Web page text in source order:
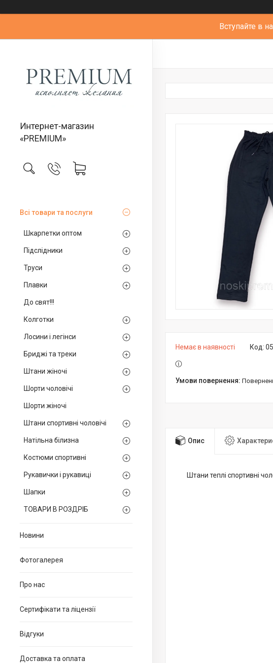
Вступайте в
Интернет-магазин
«PREMIUM»
Всі товари та послуги
Шкарпетки оптом
Підслідники
Труси
Плавки
До свят!!!
Колготки
Лосини і легінси
Бриджі та треки
Штани жіночі
Шорти чоловічі
Шорти жіночі
Штани спортивні чоловічі
Натільна білизна
Костюми спортивні
Рукавички і рукавиці
Шапки
ТОВАРИ В РОЗДРІБ
Новини
Фотогалерея
Про нас
Сертифікати та ліцензії
Відгуки
Доставка та оплата
Немає в наявності Код:
Опис
Штани теплі спортивні